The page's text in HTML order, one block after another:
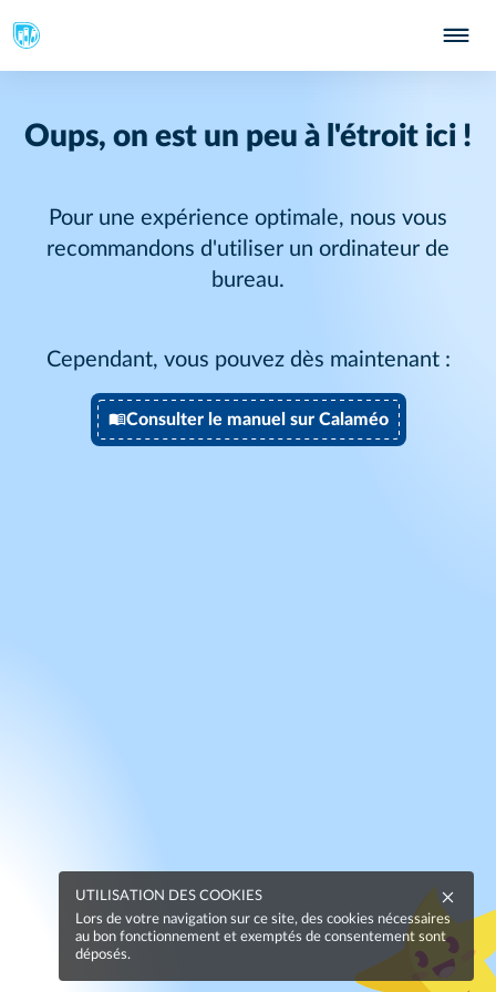
Oups, on est un peu à l'étroit ici !
Pour une expérience optimale, nous vous
recommandons d'utiliser un ordinateur de
bureau.
Cependant, vous pouvez dès maintenant :
Consulter le manuel sur Calaméo
UTILISATION DES COOKIES
Lors de votre navigation sur ce site, des cookies nécessaires
au bon fonctionnement et exemptés de consentement sont
déposés.